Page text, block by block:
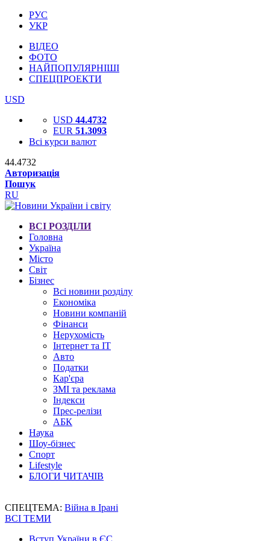
РУС
УКР
ВІДЕО
ФОТО
НАЙПОПУЛЯРНІШІ
СПЕЦПРОЕКТИ
USD
USD 44.4732
EUR 51.3093
Всі курси валют
44.4732
Авторизація
Пошук
RU
ВСІ РОЗДІЛИ
Головна
Україна
Місто
Світ
Бізнес
Всі новини розділу
Економіка
Новини компаній
Фінанси
Нерухомість
Інтернет та IT
Авто
Податки
Кар'єра
ЗМІ та реклама
Індекси
Прес-релізи
АБК
Наука
Шоу-бізнес
Спорт
Lifestyle
БЛОГИ ЧИТАЧІВ
СПЕЦТЕМА: Війна в Ірані
ВСІ ТЕМИ
Вступ України в ЄС